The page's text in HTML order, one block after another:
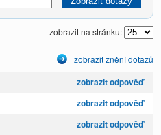
zobrazit na stránku:
zobrazit znění dotazů
zobrazit odpověď
zobrazit odpověď
zobrazit odpověď